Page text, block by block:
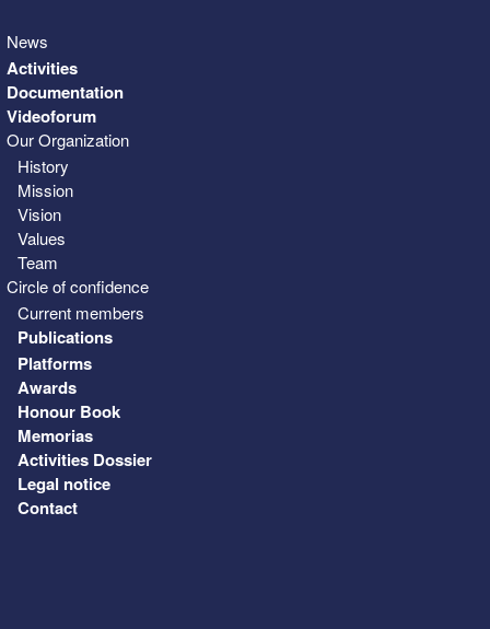
News
Activities
Documentation
Videoforum
Our Organization
History
Mission
Vision
Values
Team
Circle of confidence
Current members
Publications
Platforms
Awards
Honour Book
Memorias
Activities Dossier
Legal notice
Contact